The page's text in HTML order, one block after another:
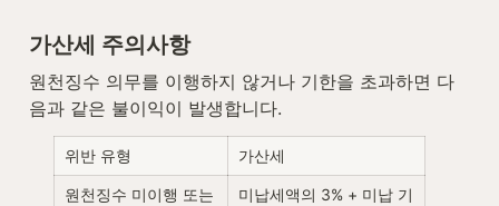
가산세 주의사항
원천징수 의무를 이행하지 않거나 기한을 초과하면 다
음과 같은 불이익이 발생합니다.
위반 유형 가산세
원천징수 미이행 또는
미납세액의 3% + 미납 기